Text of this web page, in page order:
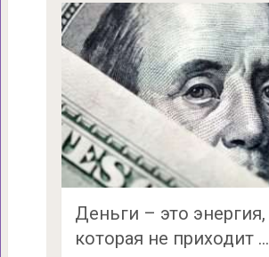
Деньги – это энергия,
которая не приходит …